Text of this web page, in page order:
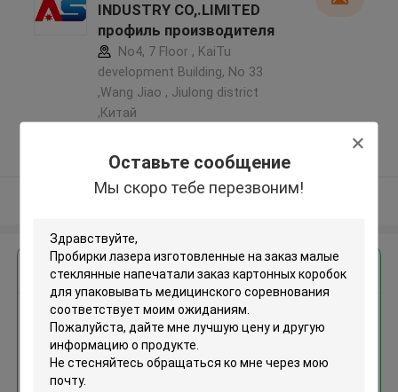
Оставьте сообщение
Мы скоро тебе перезвоним!
INDUSTRY CO,.LIMITED
профиль производителя
No4, 7 Floor , KaiTu
development Building, No 33
,Wang Jiao , Jiulong district
,Китай
Подтверженный
Осмотрите больше
Получить лучшую цену для
Пробирки лазера
изготовленные на заказ
малые стеклянные напечатали